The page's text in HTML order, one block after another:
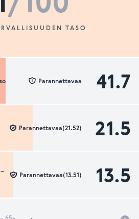
TASO
41.7
Parannettavaa
21.5
Parannettavaa(21.52)
13.5
Parannettavaa(13.51)